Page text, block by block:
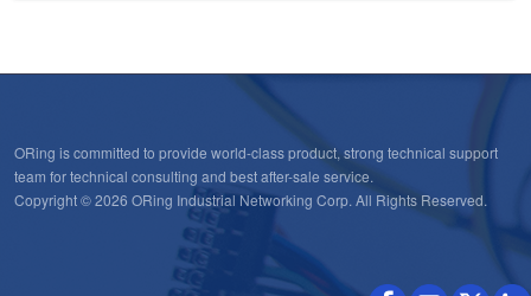
ORing is committed to provide world-class product, strong technical support
team for technical consulting and best after-sale service.
Copyright © 2026 ORing Industrial Networking Corp. All Rights Reserved.